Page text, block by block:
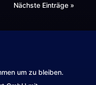
Nächste Einträge »
um zu bleiben.